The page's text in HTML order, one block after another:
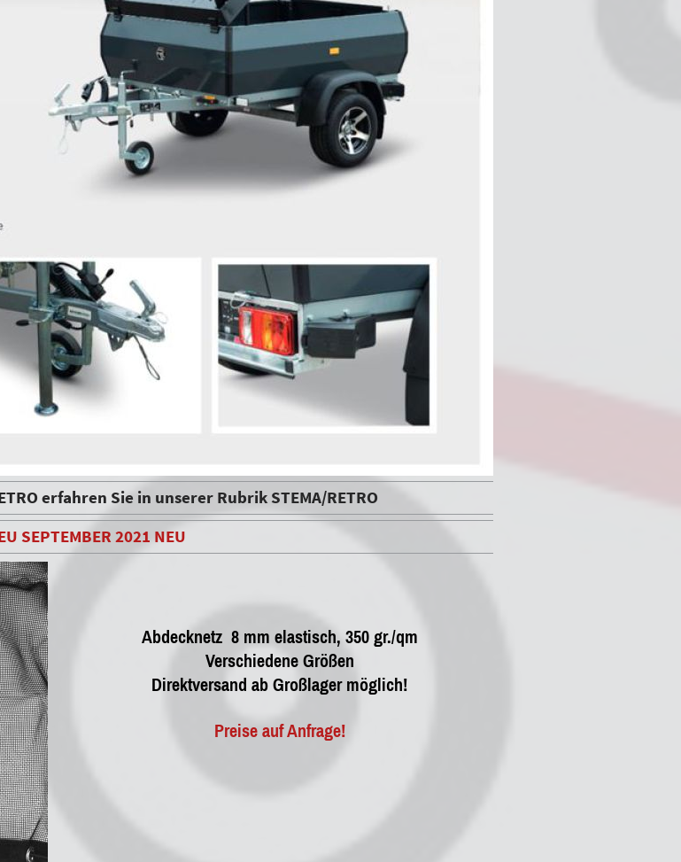
erfahren Sie in unserer Rubrik STEMA/RETRO
SEPTEMBER 2021 NEU
Abdecknetz 8 mm elastisch, 350 gr./qm
Verschiedene Größen
Direktversand ab Großlager möglich!
Preise auf Anfrage!